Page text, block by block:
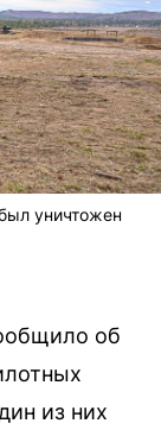
уничтожен
об
из них